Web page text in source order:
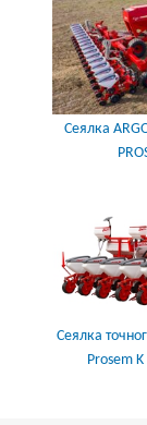
Сеялка
Сеялка
Prosem